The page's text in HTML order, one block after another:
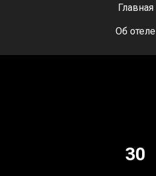
Главная
Об отеле
30